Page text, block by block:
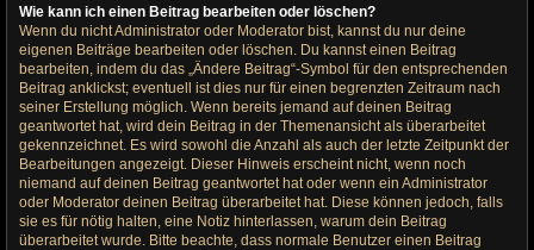
Wie kann ich einen Beitrag bearbeiten oder löschen?
Wenn du nicht Administrator oder Moderator bist, kannst du nur deine
eigenen Beiträge bearbeiten oder löschen. Du kannst einen Beitrag
bearbeiten, indem du das „Ändere Beitrag“-Symbol für den entsprechenden
Beitrag anklickst; eventuell ist dies nur für einen begrenzten Zeitraum nach
seiner Erstellung möglich. Wenn bereits jemand auf deinen Beitrag
geantwortet hat, wird dein Beitrag in der Themenansicht als überarbeitet
gekennzeichnet. Es wird sowohl die Anzahl als auch der letzte Zeitpunkt der
Bearbeitungen angezeigt. Dieser Hinweis erscheint nicht, wenn noch
niemand auf deinen Beitrag geantwortet hat oder wenn ein Administrator
oder Moderator deinen Beitrag überarbeitet hat. Diese können jedoch, falls
sie es für nötig halten, eine Notiz hinterlassen, warum dein Beitrag
überarbeitet wurde. Bitte beachte, dass normale Benutzer einen Beitrag